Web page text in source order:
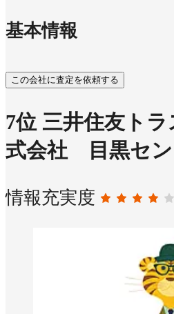
基本情報
この会社に査定を依頼する
7位 三井住友ト
式会社 目黒セ
情報充実度